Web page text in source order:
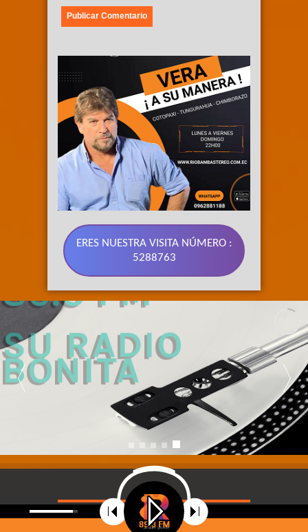
ERES NUESTRA VISITA NÚMERO :
5288763
89.3 FM
SU RADIO
BONITA